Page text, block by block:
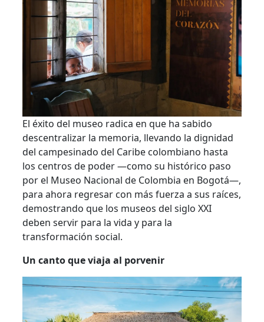
El éxito del museo radica en que ha sabido
descentralizar la memoria, llevando la dignidad
del campesinado del Caribe colombiano hasta
los centros de poder —como su histórico paso
por el Museo Nacional de Colombia en Bogotá—,
para ahora regresar con más fuerza a sus raíces,
demostrando que los museos del siglo XXI
deben servir para la vida y para la
transformación social.
Un canto que viaja al porvenir